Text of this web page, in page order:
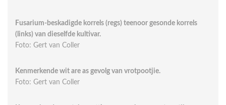
Fusarium-beskadigde korrels (regs) teenoor gesonde korrels
(links) van dieselfde kultivar.
Foto: Gert van Coller
Kenmerkende wit are as gevolg van vrotpootjie.
Foto: Gert van Coller